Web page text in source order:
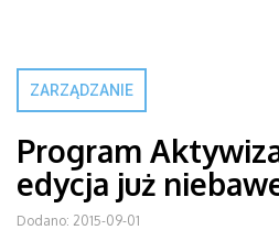
ZARZĄDZANIE
Program
edycja już
Dodano: 2015-09-01